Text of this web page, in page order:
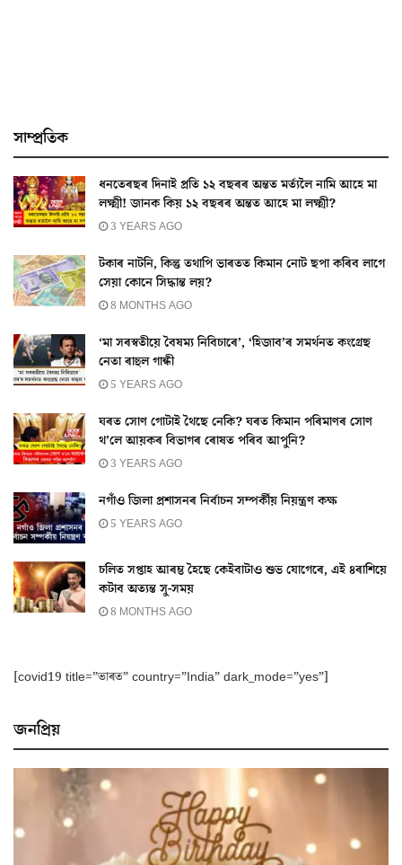
সাম্প্ৰতিক
ধনতেৰছৰ দিনাই প্ৰতি ১২ বছৰৰ অন্তত মৰ্ত্যলৈ নামি আহে মা
লক্ষ্মী! জানক কিয় ১২ বছৰৰ অন্তত আহে মা লক্ষ্মী?
3 YEARS AGO
টকাৰ নাটনি, কিন্তু তথাপি ভাৰতত কিমান নোট ছপা কৰিব লাগে
সেয়া কোনে সিদ্ধান্ত লয়?
8 MONTHS AGO
‘মা সৰস্বতীয়ে বৈষম্য নিবিচাৰে’, ‘হিজাব’ৰ সমৰ্থনত কংগ্ৰেছ
নেতা ৰাহুল গান্ধী
5 YEARS AGO
ঘৰত সোণ গোটাই থৈছে নেকি? ঘৰত কিমান পৰিমাণৰ সোণ
থ’লে আয়কৰ বিভাগৰ ৰোষত পৰিব আপুনি?
3 YEARS AGO
নগাঁও জিলা প্ৰশাসনৰ নিৰ্বাচন সম্পৰ্কীয় নিয়ন্ত্ৰণ কক্ষ
5 YEARS AGO
চলিত সপ্তাহ আৰম্ভ হৈছে কেইবাটাও শুভ যোগেৰে, এই ৪ৰাশিয়ে
কটাব অত্যন্ত সু-সময়
8 MONTHS AGO
[covid19 title=”ভাৰত” country=”India” dark_mode=”yes”]
জনপ্ৰিয়